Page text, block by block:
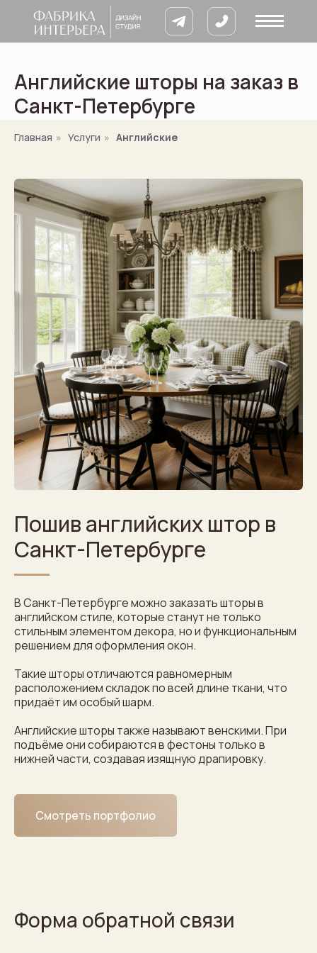
8 900 633
Английские шторы на заказ в
Санкт-Петербурге
Главная » Услуги » Английские
Пошив английских штор в
Санкт-Петербурге
В Санкт-Петербурге можно заказать шторы в
английском стиле, которые станут не только
стильным элементом декора, но и функциональным
решением для оформления окон.
Такие шторы отличаются равномерным
расположением складок по всей длине ткани, что
придаёт им особый шарм.
Английские шторы также называют венскими. При
подъёме они собираются в фестоны только в
нижней части, создавая изящную драпировку.
Смотреть портфолио
Форма обратной связи